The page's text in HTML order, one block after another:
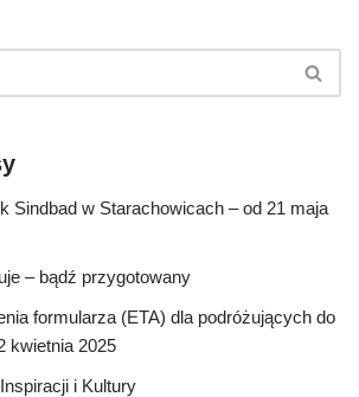
Sindbad w Starachowicach – od 21 maja
– bądź przygotowany
formularza (ETA) dla podróżujących do
kwietnia 2025
i Kultury